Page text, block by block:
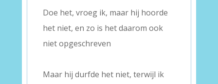
Doe het, vroeg ik, maar hij hoorde
het niet, en zo is het daarom ook
niet opgeschreven
Maar hij durfde het niet, terwijl ik